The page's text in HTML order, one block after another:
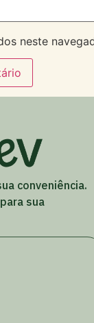
neste
conveniência.
sua